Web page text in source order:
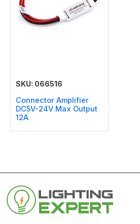
SKU: 066516
Connector Amplifier
DC5V-24V Max Output
12A